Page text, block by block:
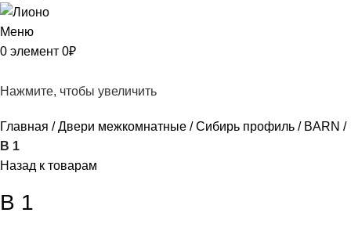
Меню
0 элемент 0₽
Нажмите, чтобы увеличить
Главная Двери межкомнатные Сибирь профиль
BARN
В 1
Назад к товарам
В 1